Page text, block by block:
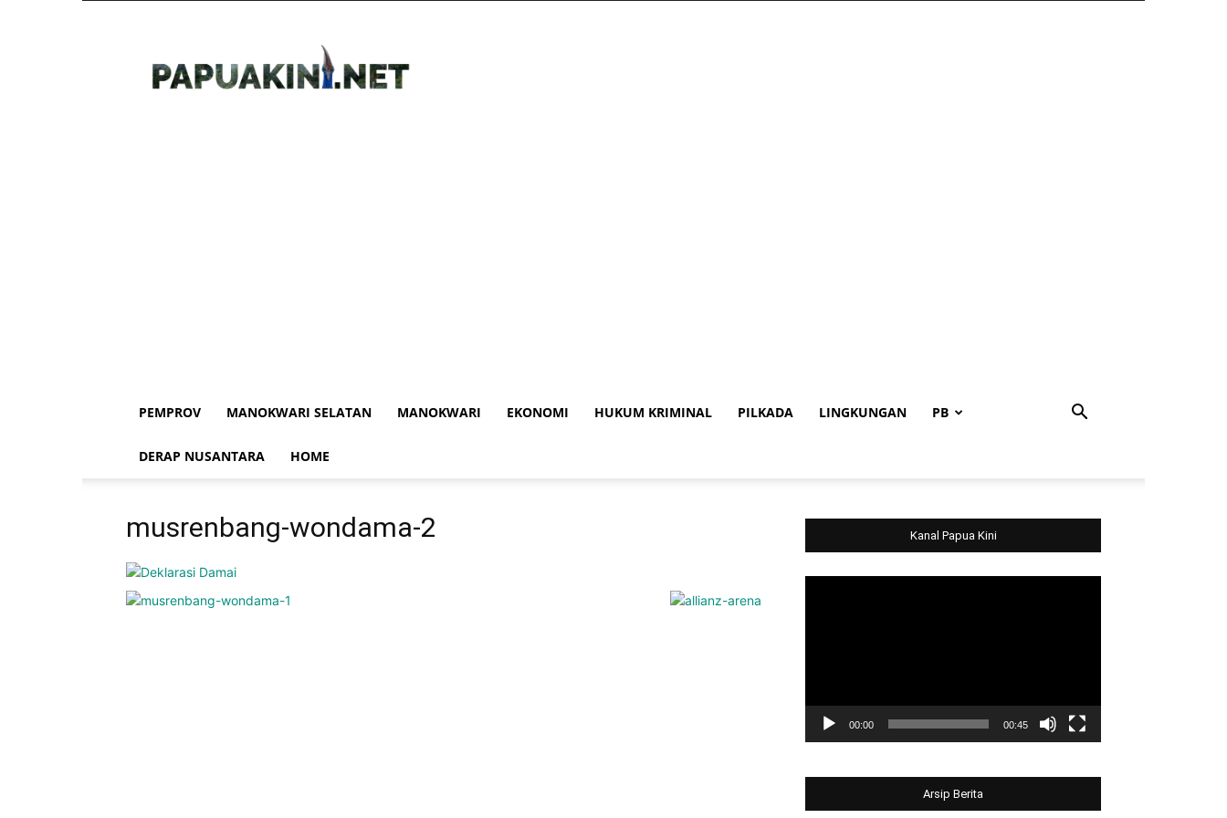
PEMPROV MANOKWARI SELATAN MANOKWARI EKONOMI HUKUM KRIMINAL PILKADA LINGKUNGAN PB
DERAP NUSANTARA HOME
musrenbang-wondama-2 Kanal Papua Kini
00:00 00:45
Arsip Berita